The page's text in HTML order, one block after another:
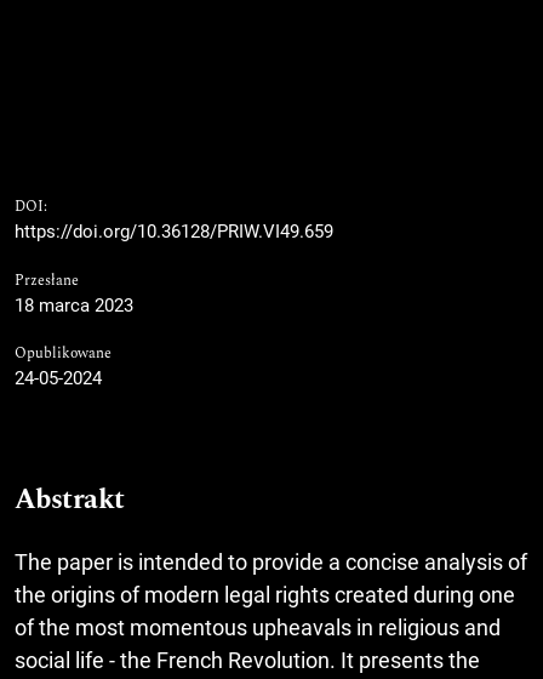
DOI:
https://doi.org/10.36128/PRIW.VI49.659
Przesłane
18 marca 2023
Opublikowane
24-05-2024
Abstrakt
The paper is intended to provide a concise analysis of
the origins of modern legal rights created during one
of the most momentous upheavals in religious and
social life - the French Revolution. It presents the